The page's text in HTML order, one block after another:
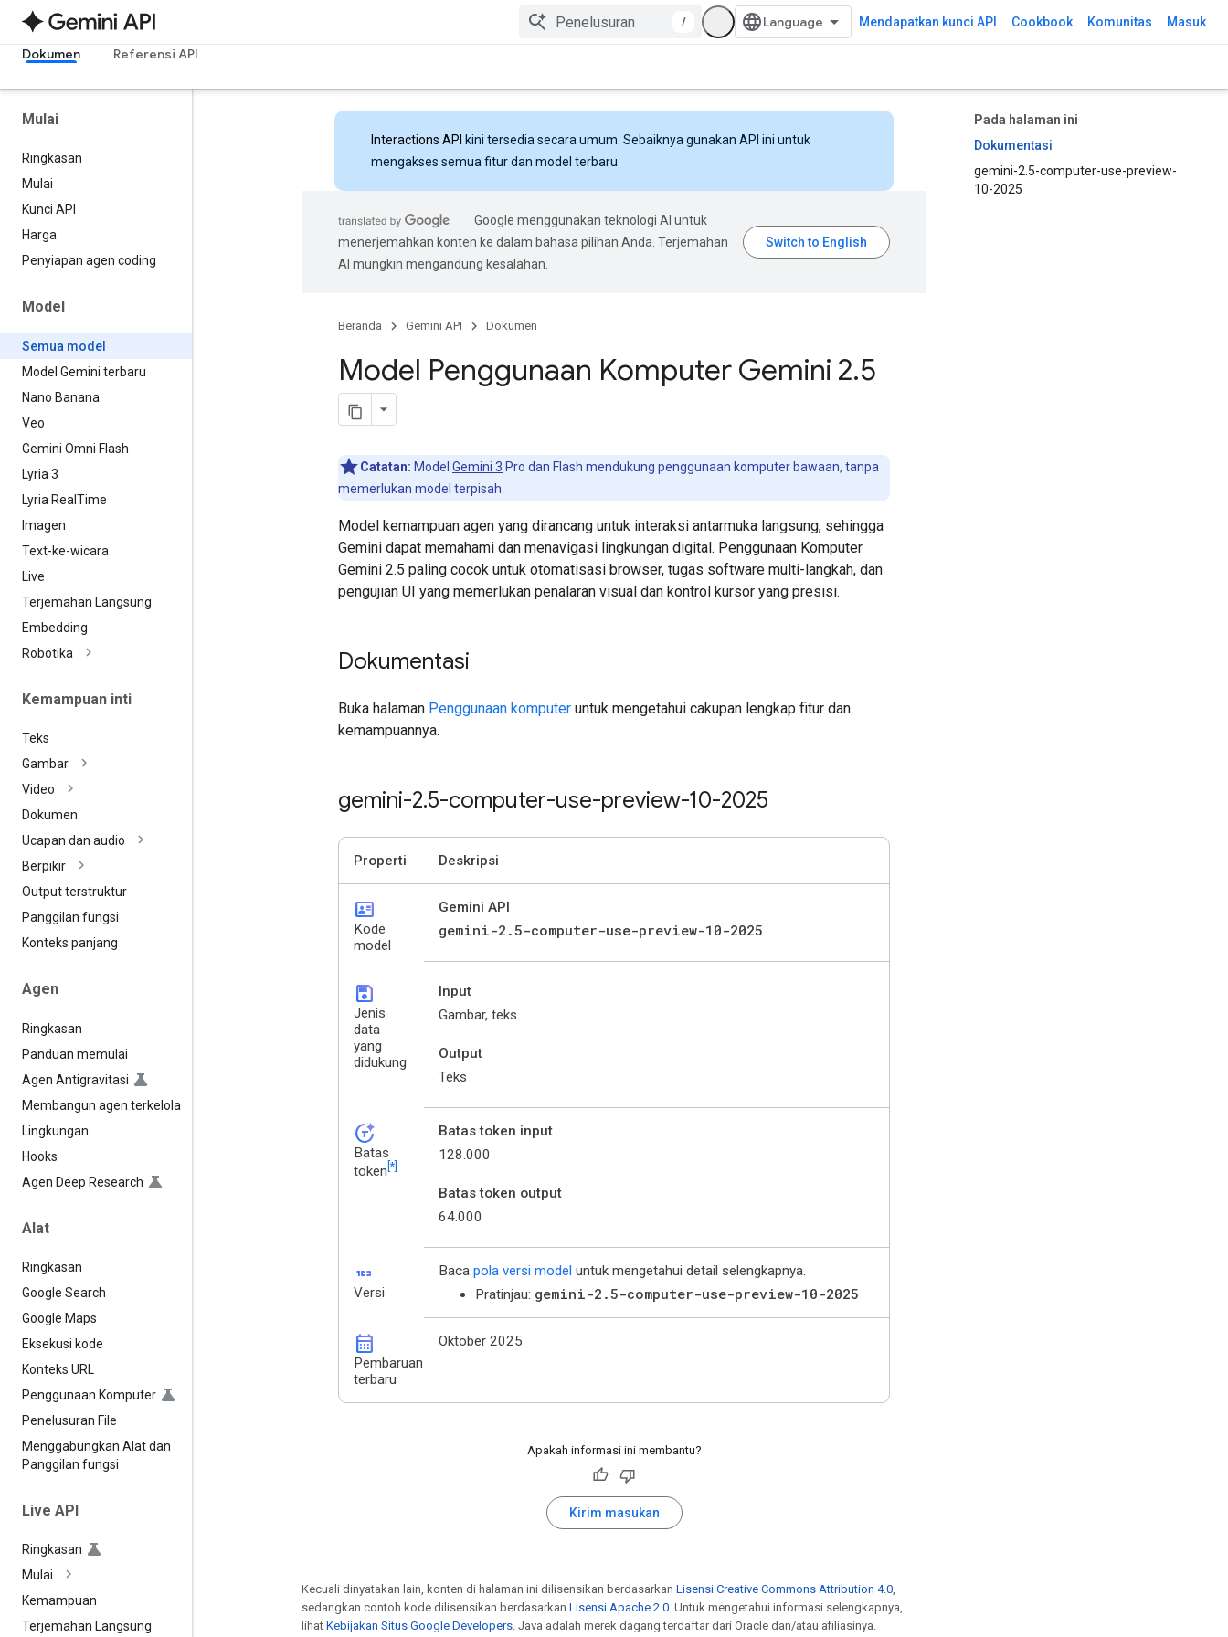
/ Mendapatkan kunci API Cookbook Komunitas Masuk
Dokumen Referensi API
Mulai
Ringkasan
Mulai
Kunci API
Harga
Penyiapan agen coding
Model
Semua model
Model Gemini terbaru
Nano Banana
Veo
Gemini Omni Flash
Lyria 3
Lyria Real Time
Imagen
Text-ke-wicara
Live
Terjemahan Langsung
Embedding
Robotika
Kemampuan inti
Teks
Gambar
Video
Dokumen
Ucapan dan audio
Berpikir
Output terstruktur
Panggilan fungsi
Konteks panjang
Agen
Ringkasan
Panduan memulai
Agen Antigravitasi
Membangun agen terkelola
Lingkungan
Hooks
Agen Deep Research
Alat
Ringkasan
Google Search
Google Maps
Eksekusi kode
Konteks URL
Penggunaan Komputer
Penelusuran File
Menggabungkan Alat dan
Panggilan fungsi
Live API
Ringkasan
Mulai
Kemampuan
Terjemahan Langsung
Pada halaman ini
Dokumentasi
gemini-2.5-computer-use-preview-
10-2025
Interactions API kini tersedia secara umum. Sebaiknya gunakan API ini untuk
mengakses semua fitur dan model terbaru.
Google menggunakan teknologi AI untuk
menerjemahkan konten ke dalam bahasa pilihan Anda. Terjemahan
AI mungkin mengandung kesalahan.
Beranda Gemini API Dokumen
Model Penggunaan Komputer Gemini 2.5
Catatan: Model Gemini 3 Pro dan Flash mendukung penggunaan komputer bawaan, tanpa
memerlukan model terpisah.
Model kemampuan agen yang dirancang untuk interaksi antarmuka langsung, sehingga
Gemini dapat memahami dan menavigasi lingkungan digital. Penggunaan Komputer
Gemini 2.5 paling cocok untuk otomatisasi browser, tugas software multi-langkah, dan
pengujian UI yang memerlukan penalaran visual dan kontrol kursor yang presisi.
Dokumentasi
Buka halaman Penggunaan komputer untuk mengetahui cakupan lengkap fitur dan
kemampuannya.
gemini-2.5-computer-use-preview-10-2025
Properti Deskripsi
id_card
Kode
model
Gemini API
gemini-2.5-computer-use-preview-10-2025
save
Jenis
data
yang
didukung
Input
Gambar, teks
Output
Teks
token_auto
Batas
token [*]
Batas token input
128.000
Batas token output
64.000
123
Versi
Baca pola versi model untuk mengetahui detail selengkapnya.
Pratinjau: gemini-2.5-computer-use-preview-10-2025
calendar_month
Pembaruan
terbaru
Oktober 2025
Apakah informasi ini membantu?
Kirim masukan
Kecuali dinyatakan lain, konten di halaman ini dilisensikan berdasarkan Lisensi Creative Commons Attribution 4.0
sedangkan contoh kode dilisensikan berdasarkan Lisensi Apache 2.0 . Untuk mengetahui informasi selengkapnya,
lihat Kebijakan Situs Google Developers . Java adalah merek dagang terdaftar dari Oracle dan/atau afiliasinya.